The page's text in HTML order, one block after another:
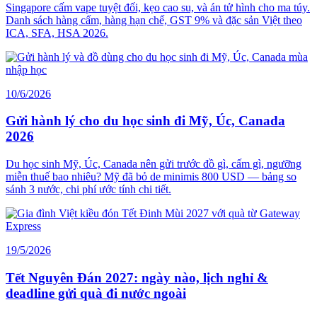
Singapore cấm vape tuyệt đối, kẹo cao su, và án tử hình cho ma túy.
Danh sách hàng cấm, hàng hạn chế, GST 9% và đặc sản Việt theo
ICA, SFA, HSA 2026.
10/6/2026
Gửi hành lý cho du học sinh đi Mỹ, Úc, Canada
2026
Du học sinh Mỹ, Úc, Canada nên gửi trước đồ gì, cấm gì, ngưỡng
miễn thuế bao nhiêu? Mỹ đã bỏ de minimis 800 USD — bảng so
sánh 3 nước, chi phí ước tính chi tiết.
19/5/2026
Tết Nguyên Đán 2027: ngày nào, lịch nghỉ &
deadline gửi quà đi nước ngoài